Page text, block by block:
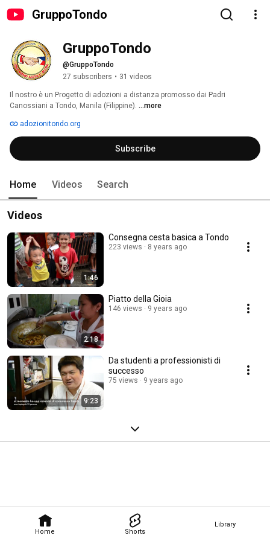
GruppoTondo
Home Shorts
Library
GruppoTondo
@GruppoTondo
27 subscribers • 31 videos
Il nostro è un Progetto di adozioni a distanza promosso dai Padri
Canossiani a Tondo, Manila (Filippine). ...more
adozionitondo.org
Subscribe
Home Videos Search
Videos
1:46
Consegna cesta basica a Tondo
223 views 8 years ago
2:18
Piatto della Gioia
146 views 9 years ago
9:23
Da studenti a professionisti di
successo
75 views 9 years ago